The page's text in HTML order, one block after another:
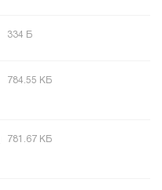
334 Б
784.55 КБ
781.67 КБ